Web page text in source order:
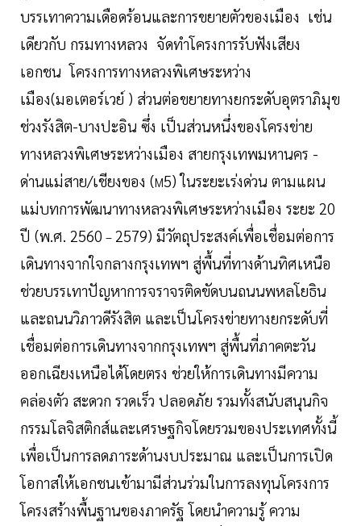
บรรเทาความเดือดร้อนและการขยายตัวของเมือง เช่น
เดียวกับ กรมทางหลวง จัดทำโครงการรับฟังเสียง
เอกชน โครงการทางหลวงพิเศษระหว่าง
เมือง(มอเตอร์เวย์ ) ส่วนต่อขยายทางยกระดับอุตราภิมุข
ช่วงรังสิต-บางปะอิน ซึ่ง เป็นส่วนหนึ่งของโครงข่าย
ทางหลวงพิเศษระหว่างเมือง สายกรุงเทพมหานคร -
ด่านแม่สาย/เชียงของ (M5) ในระยะเร่งด่วน ตามแผน
แม่บทการพัฒนาทางหลวงพิเศษระหว่างเมือง ระยะ 20
ปี (พ.ศ. 2560 – 2579) มีวัตถุประสงค์เพื่อเชื่อมต่อการ
เดินทางจากใจกลางกรุงเทพฯ สู่พื้นที่ทางด้านทิศเหนือ
ช่วยบรรเทาปัญหาการจราจรติดขัดบนถนนพหลโยธิน
และถนนวิภาวดีรังสิต และเป็นโครงข่ายทางยกระดับที่
เชื่อมต่อการเดินทางจากกรุงเทพฯ สู่พื้นที่ภาคตะวัน
ออกเฉียงเหนือได้โดยตรง ช่วยให้การเดินทางมีความ
คล่องตัว สะดวก รวดเร็ว ปลอดภัย รวมทั้งสนับสนุนกิจ
กรรมโลจิสติกส์และเศรษฐกิจโดยรวมของประเทศทั้งนี้
เพื่อเป็นการลดภาระด้านงบประมาณ และเป็นการเปิด
โอกาสให้เอกชนเข้ามามีส่วนร่วมในการลงทุนโครงการ
โครงสร้างพื้นฐานของภาครัฐ โดยนำความรู้ ความ